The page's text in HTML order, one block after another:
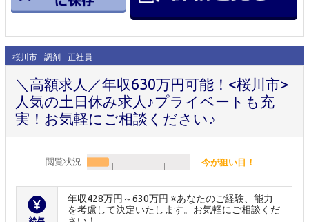
桜川市 調剤 正社員
＼高額求人／年収630万円可能！<桜川市>
人気の土日休み求人♪プライベートも充
実！お気軽にご相談ください♪
閲覧状況 今が狙い目！
年収428万円～630万円 ※あなたのご経験、能力
を考慮して決定いたします。お気軽にご相談くだ